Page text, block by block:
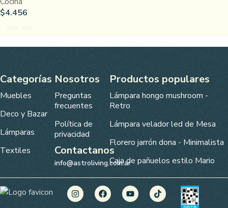
$4.456
Categorías
Muebles
Deco y Bazar
Lámparas
Textiles
Nosotros
Preguntas
frecuentes
Política de
privacidad
Contactanos
info@astroliving.com.ar
Productos populares
Lámpara hongo mushroom -
Retro
Lámpara velador led de Mesa
Florero jarrón dona - Minimalista
Caja de pañuelos estilo Mario